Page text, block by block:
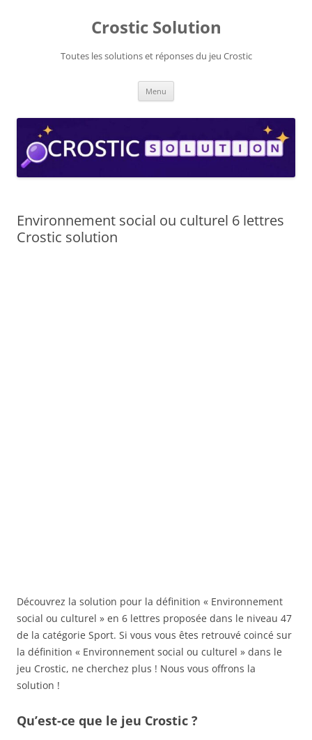
Crostic Solution
Toutes les solutions et réponses du jeu Crostic
Menu
Environnement social ou culturel 6 lettres
Crostic solution
Découvrez la solution pour la définition « Environnement
social ou culturel » en 6 lettres proposée dans le niveau 47
de la catégorie Sport. Si vous vous êtes retrouvé coincé sur
la définition « Environnement social ou culturel » dans le
jeu Crostic, ne cherchez plus ! Nous vous offrons la
solution !
Qu’est-ce que le jeu Crostic ?